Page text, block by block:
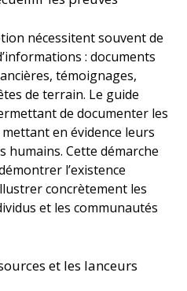
nécessitent souvent de
: documents
témoignages,
de terrain. Le guide
de documenter les
en évidence leurs
humains. Cette démarche
l’existence
concrètement les
et les communautés
et les lanceurs